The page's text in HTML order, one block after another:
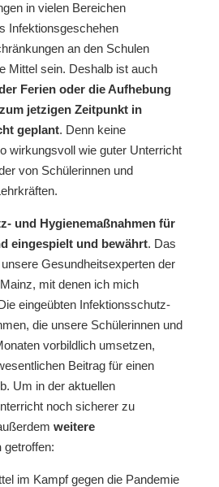
in vielen Bereichen
Infektionsgeschehen
an den Schulen
Mittel sein. Deshalb ist auch
Ferien oder die Aufhebung
jetzigen Zeitpunkt in
geplant. Denn keine
wirkungsvoll wie guter Unterricht
von Schülerinnen und
und Hygienemaßnahmen für
eingespielt und bewährt. Das
Gesundheitsexperten der
mit denen ich mich
eingeübten Infektionsschutz-
die unsere Schülerinnen und
vorbildlich umsetzen,
Beitrag für einen
Um in der aktuellen
noch sicherer zu
weitere
getroffen:
im Kampf gegen die Pandemie